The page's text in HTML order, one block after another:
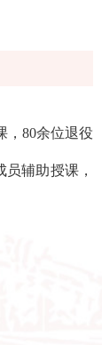
80余位退役
辅助授课，